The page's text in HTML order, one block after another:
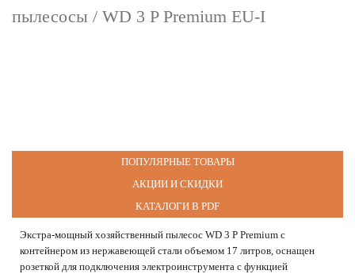
пылесосы / WD 3 P Premium EU-I
ПОПУЛЯРНЫЕ ТОВАРЫ
АКЦИИ И СКИДКИ
КАТАЛОГИ В PDF
Экстра-мощный хозяйственный пылесос WD 3 P Premium с
контейнером из нержавеющей стали объемом 17 литров, оснащен
розеткой для подключения электроинструмента с функцией